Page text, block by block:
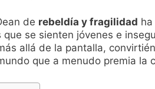
de rebeldía y fragilidad
se sienten jóvenes e
allá de la pantalla,
que a menudo premia la